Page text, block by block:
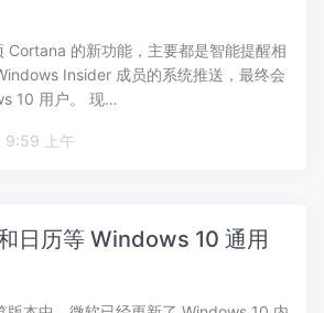
Cortana 的新功能，主要都是智能提醒相
Insider 成员的系统推送，最终会
10 用户。 现…
2016 年 1 月 26 日, 9:59 上午
日历等 Windows 10 通用